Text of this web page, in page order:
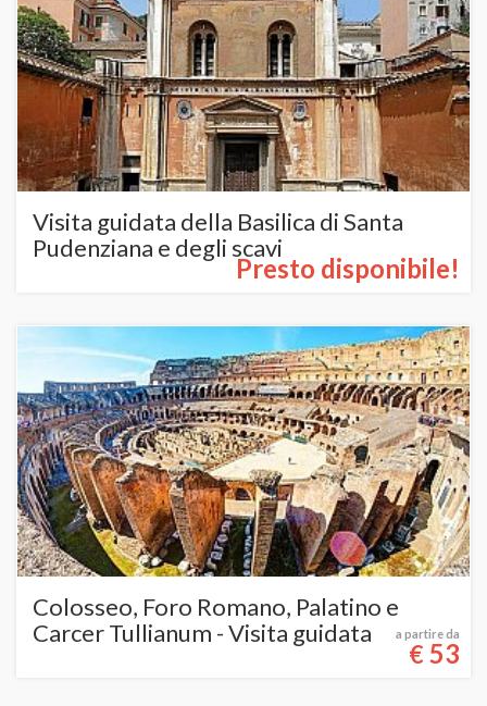
Visita guidata della Basilica di Santa
Pudenziana e degli scavi
Presto disponibile!
Colosseo, Foro Romano, Palatino e
Carcer Tullianum - Visita guidata
a partire da
€53